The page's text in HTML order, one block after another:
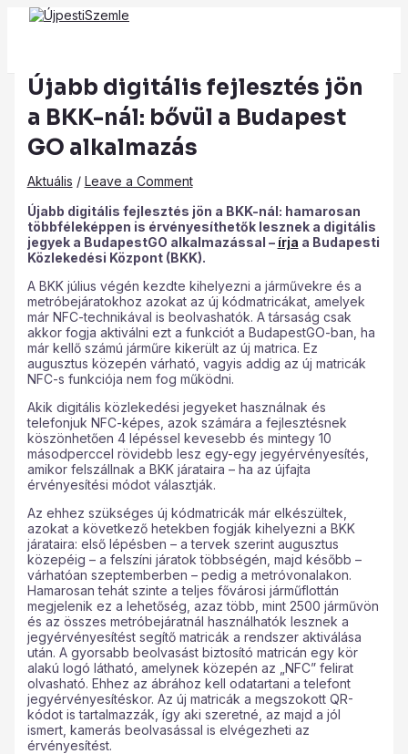
Skip
Main
Menu
Újabb digitális fejlesztés jön
a BKK-nál: bővül a Budapest
GO alkalmazás
Aktuális / Leave a Comment
Újabb digitális fejlesztés jön a BKK-nál: hamarosan
többféleképpen is érvényesíthetők lesznek a digitális
jegyek a BudapestGO alkalmazással – írja a Budapesti
Közlekedési Központ (BKK).
A BKK július végén kezdte kihelyezni a járművekre és a
metróbejáratokhoz azokat az új kódmatricákat, amelyek
már NFC-technikával is beolvashatók. A társaság csak
akkor fogja aktiválni ezt a funkciót a BudapestGO-ban, ha
már kellő számú járműre kikerült az új matrica. Ez
augusztus közepén várható, vagyis addig az új matricák
NFC-s funkciója nem fog működni.
Akik digitális közlekedési jegyeket használnak és
telefonjuk NFC-képes, azok számára a fejlesztésnek
köszönhetően 4 lépéssel kevesebb és mintegy 10
másodperccel rövidebb lesz egy-egy jegyérvényesítés,
amikor felszállnak a BKK járataira – ha az újfajta
érvényesítési módot választják.
Az ehhez szükséges új kódmatricák már elkészültek,
azokat a következő hetekben fogják kihelyezni a BKK
járataira: első lépésben – a tervek szerint augusztus
közepéig – a felszíni járatok többségén, majd később –
várhatóan szeptemberben – pedig a metróvonalakon.
Hamarosan tehát szinte a teljes fővárosi járműflottán
megjelenik ez a lehetőség, azaz több, mint 2500 járművön
és az összes metróbejáratnál használhatók lesznek a
jegyérvényesítést segítő matricák a rendszer aktiválása
után. A gyorsabb beolvasást biztosító matricán egy kör
alakú logó látható, amelynek közepén az „NFC” felirat
olvasható. Ehhez az ábrához kell odatartani a telefont
jegyérvényesítéskor. Az új matricák a megszokott QR-
kódot is tartalmazzák, így aki szeretné, az majd a jól
ismert, kamerás beolvasással is elvégezheti az
érvényesítést.
Post
navigation
Type
here..
Name*
Email*
Website